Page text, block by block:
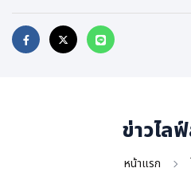
อบรมสัมมนา
เอเชีย
ข่าวไล
หน้าแรก